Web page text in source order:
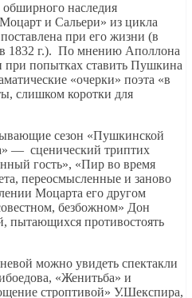
обширного наследия
и Сальери» из цикла
при его жизни (в
1832 г.). По мнению Аполлона
при попытках ставить Пушкина
«очерки» поэта «в
слишком коротки для
сезон «Пушкинской
— сценический триптих
гость», «Пир во время
переосмысленные и заново
Моцарта его другом
безбожном» Дон
пытающихся противостоять
можно увидеть спектакли
«Женитьба» и
строптивой» У.Шекспира,